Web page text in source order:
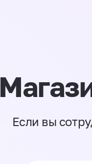
Если вы